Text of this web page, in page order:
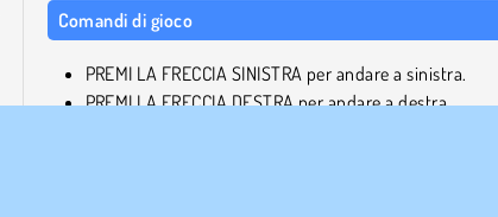
Comandi di gioco
PREMI LA FRECCIA SINISTRA per andare a sinistra.
PREMI LA FRECCIA DESTRA per andare a destra.